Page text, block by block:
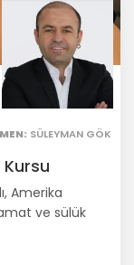
SÜLEYMAN GÖK
Amerika
ve sülük